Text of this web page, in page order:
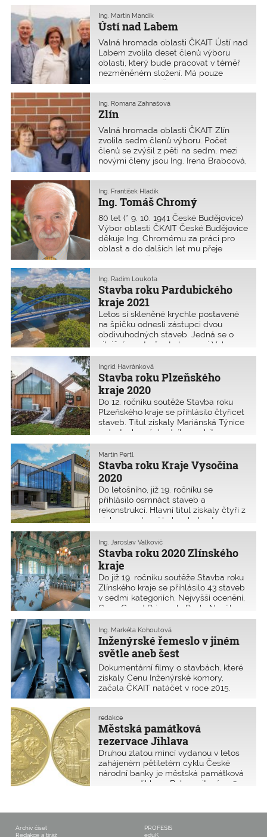
Předsedou se stal opět Ing. Ladislav
Bukovský, Ing. Milan Komínek, Ing.
Michael Trnka ml., CSc. nadále
zůstavají místopředsedové.
Ústí nad Labem
Ing. Martin Mandík
Valná hromada oblasti ČKAIT Ústí nad
Labem zvolila deset členů výboru
oblasti, který bude pracovat v téměř
nezměněném složení. Má pouze
jednoho nového člena, a to Jana Ekrta.
Předsedou se stal opět Ing. Martin
Mandík, jeho místopředsedou Ing.
Jaroslav Vrba.
Zlín
Ing. Romana Zahnašová
Valná hromada oblasti ČKAIT Zlín
zvolila sedm členů výboru. Počet
členů se zvýšil z pěti na sedm, mezi
novými členy jsou Ing. Irena Brabcová,
Mynařík. Původní předseda výboru,
Ing. Ladislav Alster, již nekandidoval,
předsedou výboru byl nově zvolen
Ing. Rostislav Bajza, místopředsedkyní
zůstává Ing. Marta Banotová.
Ing. Tomáš Chromý
Ing. František Hladík
80 let (* 9. 10. 1941 České Budějovice)
Výbor oblasti ČKAIT České Budějovice
děkuje Ing. Chromému za práci pro
oblast a do dalších let mu přeje
bohatou snůšku medu a pevné zdraví.
Stavba roku Pardubického
kraje 2021
Ing. Radim Loukota
Letos si skleněné krychle postavené
na špičku odnesli zástupci dvou
obdivuhodných staveb. Jedná se o
silniční most přes Labe mezi Valy a
Mělicemi a dům u cesty na
Kunětickou horu.
Stavba roku Plzeňského
kraje 2020
Ingrid Havránková
Do 12. ročníku soutěže Stavba roku
Plzeňského kraje se přihlásilo čtyřicet
staveb. Titul získaly Mariánská Týnice
– dostavba východního ambitu,
rekonstrukce Kulturního centra –
Pivovar Domažlice a Atriový bytový
dům ve svahu v Plzni.
Stavba roku Kraje Vysočina
2020
Martin Pertl
Do letošního, již 19. ročníku se
přihlásilo osmnáct staveb a
rekonstrukcí. Hlavní titul získaly čtyři z
nich – sportovní hala, obchvat,
volnočasový areál a nová hradní
expozice. Posledně jmenovaná získala
i Cenu ČKAIT.
Stavba roku 2020 Zlínského
kraje
Ing. Jaroslav Valkovič
Do již 19. ročníku soutěže Stavba roku
Zlínského kraje se přihlásilo 43 staveb
v sedmi kategoriích. Nejvyšší ocenění,
Cenu Grand Prix arch. Pavla Nováka a
Cenu hejtmana, získala citlivá
rekonstrukce Jurkovičovy chaty.
Inženýrské řemeslo v jiném
světle aneb šest
dokumentárních filmů
Ing. Markéta Kohoutová
Dokumentární filmy o stavbách, které
získaly Cenu Inženýrské komory,
začala ČKAIT natáčet v roce 2015.
v jiném světle.
Městská památková
rezervace Jihlava
redakce
Druhou zlatou mincí vydanou v letos
zahájeném pětiletém cyklu České
národní banky je městská památková
rezervace Jihlava. Byla emitována 5.
na lícní straně mince vyobrazena
postava anděla na nebesích, který
drží městský znak v jeho barokní
Archiv čísel
Redakce a tiráž
PROFESIS
eduK